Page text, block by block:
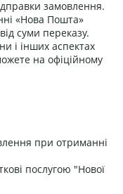
замовлення.
«Нова Пошта»
суми переказу.
і інших аспектах
на офіційному
при отриманні
послугою "Нової